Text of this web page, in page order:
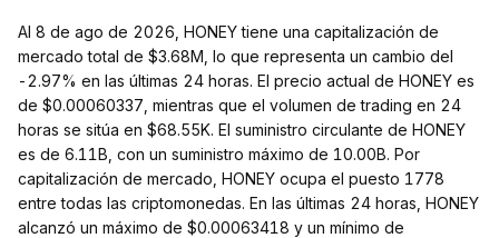
Al 8 de ago de 2026, HONEY tiene una capitalización de
mercado total de $3.68M, lo que representa un cambio del
-2.97% en las últimas 24 horas. El precio actual de HONEY es
de $0.00060337, mientras que el volumen de trading en 24
horas se sitúa en $68.55K. El suministro circulante de HONEY
es de 6.11B, con un suministro máximo de 10.00B. Por
capitalización de mercado, HONEY ocupa el puesto 1778
entre todas las criptomonedas. En las últimas 24 horas, HONEY
alcanzó un máximo de $0.00063418 y un mínimo de